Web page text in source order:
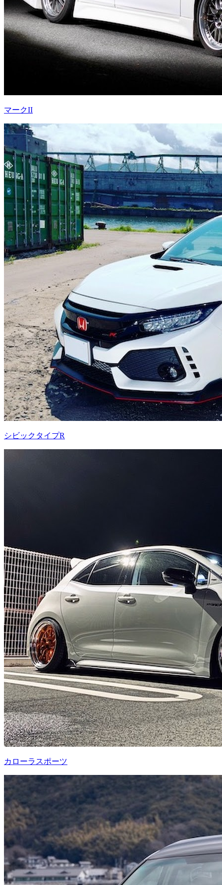
マークII
シビックタイプR
カローラスポーツ